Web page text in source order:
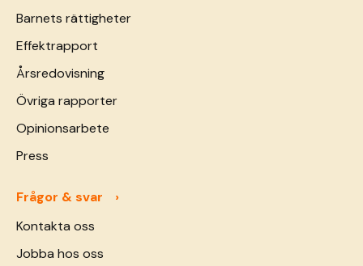
Barnets rättigheter
Effektrapport
Årsredovisning
Övriga rapporter
Opinionsarbete
Press
Frågor & svar
Kontakta oss
Jobba hos oss